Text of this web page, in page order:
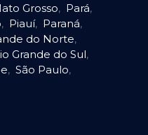
Grosso, Pará,
, Piauí, Paraná,
do Norte,
Grande do Sul,
, São Paulo,